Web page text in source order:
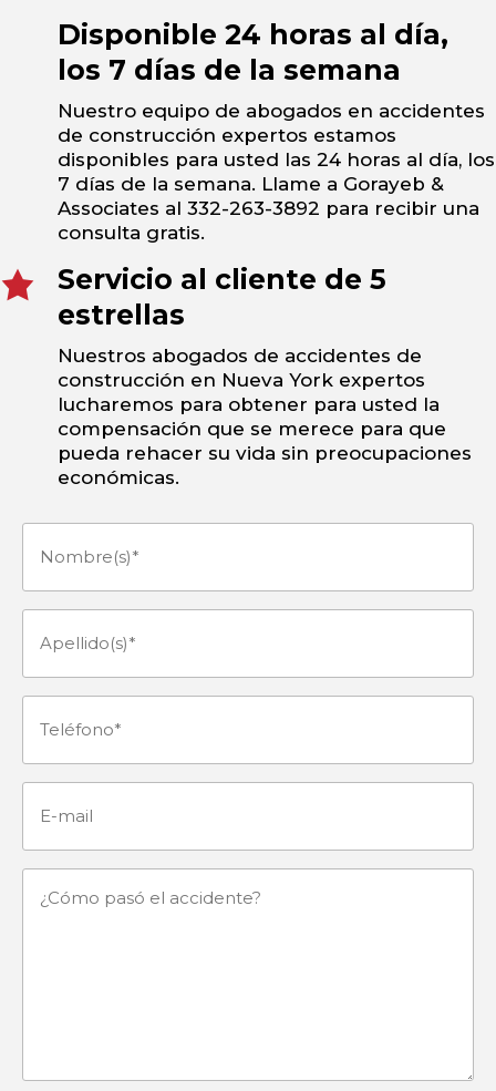
Disponible 24 horas al día,
los 7 días de la semana
Nuestro equipo de abogados en accidentes
de construcción expertos estamos
disponibles para usted las 24 horas al día, los
7 días de la semana. Llame a Gorayeb &
Associates al 332-263-3892 para recibir una
consulta gratis.
Servicio al cliente de 5
estrellas
Nuestros abogados de accidentes de
construcción en Nueva York expertos
lucharemos para obtener para usted la
compensación que se merece para que
pueda rehacer su vida sin preocupaciones
económicas.
Nombre(s)
Apellido(s)
Teléfono (Obligatorio)
¿Cómo